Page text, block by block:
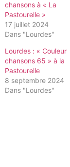
chansons à « La
Pastourelle »
17 juillet 2024
Dans "Lourdes"
Lourdes : « Couleur
chansons 65 » à la
Pastourelle
8 septembre 2024
Dans "Lourdes"